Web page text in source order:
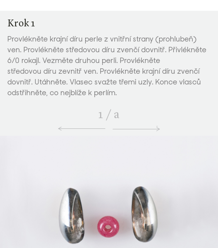
Krok 1
Provlékněte krajní díru perle z vnitřní strany (prohlubeň)
ven. Provlékněte středovou díru zvenčí dovnitř. Přivlékněte
6/0 rokajl. Vezměte druhou perli. Provlékněte
středovou díru zevnitř ven. Provlékněte krajní díru zvenčí
dovnitř. Utáhněte. Vlasec svažte třemi uzly. Konce vlasců
odstřihněte, co nejblíže k perlím.
1 / a